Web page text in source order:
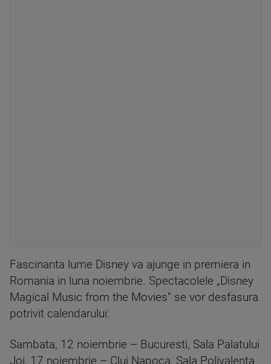
Fascinanta lume Disney va ajunge in premiera in
Romania in luna noiembrie. Spectacolele „Disney
Magical Music from the Movies” se vor desfasura
potrivit calendarului:
Sambata, 12 noiembrie – Bucuresti, Sala Palatului
Joi, 17 noiembrie – Cluj Napoca, Sala Polivalenta